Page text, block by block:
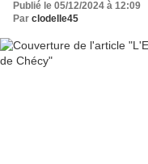
Publié le 05/12/2024 à 12:09
Par clodelle45